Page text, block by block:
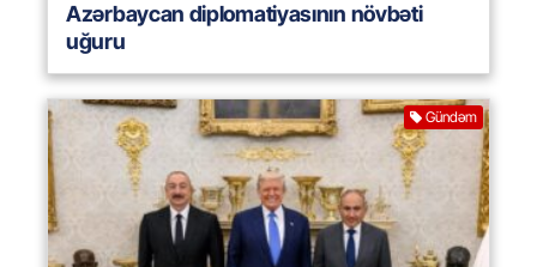
Azərbaycan diplomatiyasının növbəti
uğuru
Gündəm